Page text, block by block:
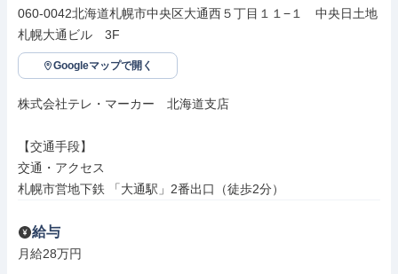
060-0042北海道札幌市中央区大通西５丁目１１−１　中央日土地
札幌大通ビル　3F
Googleマップで開く
株式会社テレ・マーカー　北海道支店
【交通手段】
交通・アクセス
札幌市営地下鉄 「大通駅」2番出口（徒歩2分）
給与
月給28万円